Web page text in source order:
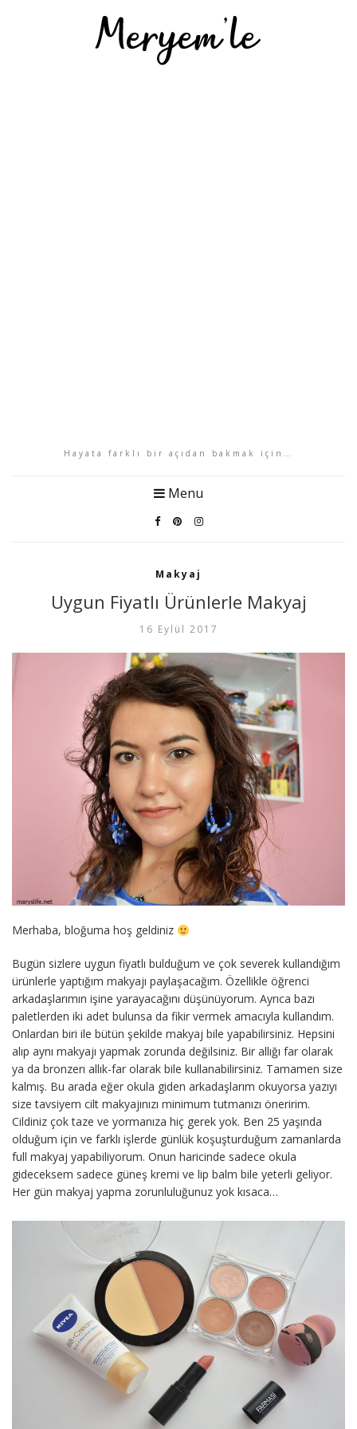
Hayata farklı bir açıdan bakmak için…
Menu
Makyaj
Uygun Fiyatlı Ürünlerle Makyaj
16 Eylül 2017
Merhaba, bloğuma hoş geldiniz
Bugün sizlere uygun fiyatlı bulduğum ve çok severek kullandığım
ürünlerle yaptığım makyajı paylaşacağım. Özellikle öğrenci
arkadaşlarımın işine yarayacağını düşünüyorum. Ayrıca bazı
paletlerden iki adet bulunsa da fikir vermek amacıyla kullandım.
Onlardan biri ile bütün şekilde makyaj bile yapabilirsiniz. Hepsini
alıp aynı makyajı yapmak zorunda değilsiniz. Bir allığı far olarak
ya da bronzerı allık-far olarak bile kullanabilirsiniz. Tamamen size
kalmış. Bu arada eğer okula giden arkadaşlarım okuyorsa yazıyı
size tavsiyem cilt makyajınızı minimum tutmanızı öneririm.
Cildiniz çok taze ve yormanıza hiç gerek yok. Ben 25 yaşında
olduğum için ve farklı işlerde günlük koşuşturduğum zamanlarda
full makyaj yapabiliyorum. Onun haricinde sadece okula
gideceksem sadece güneş kremi ve lip balm bile yeterli geliyor.
Her gün makyaj yapma zorunluluğunuz yok kısaca…